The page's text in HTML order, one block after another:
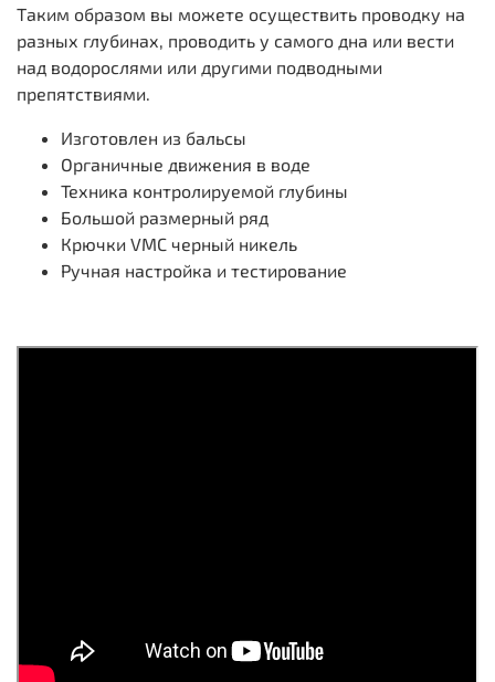
Таким образом вы можете осуществить проводку на
разных глубинах, проводить у самого дна или вести
над водорослями или другими подводными
препятствиями.
Изготовлен из бальсы
Органичные движения в воде
Техника контролируемой глубины
Большой размерный ряд
Крючки VMC черный никель
Ручная настройка и тестирование